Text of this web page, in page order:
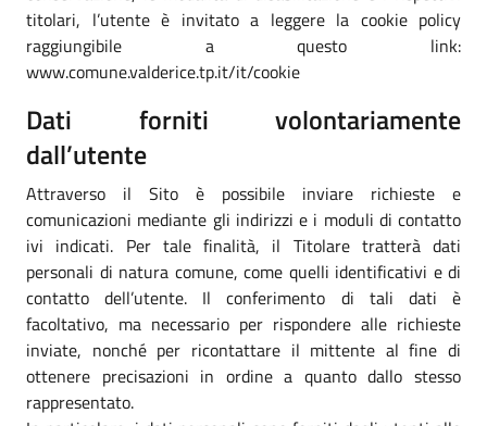
titolari, l’utente è invitato a leggere la cookie policy
raggiungibile a questo link:
www.comune.valderice.tp.it/it/cookie
Dati forniti volontariamente
dall’utente
Attraverso il Sito è possibile inviare richieste e
comunicazioni mediante gli indirizzi e i moduli di contatto
ivi indicati. Per tale finalità, il Titolare tratterà dati
personali di natura comune, come quelli identificativi e di
contatto dell’utente. Il conferimento di tali dati è
facoltativo, ma necessario per rispondere alle richieste
inviate, nonché per ricontattare il mittente al fine di
ottenere precisazioni in ordine a quanto dallo stesso
rappresentato.